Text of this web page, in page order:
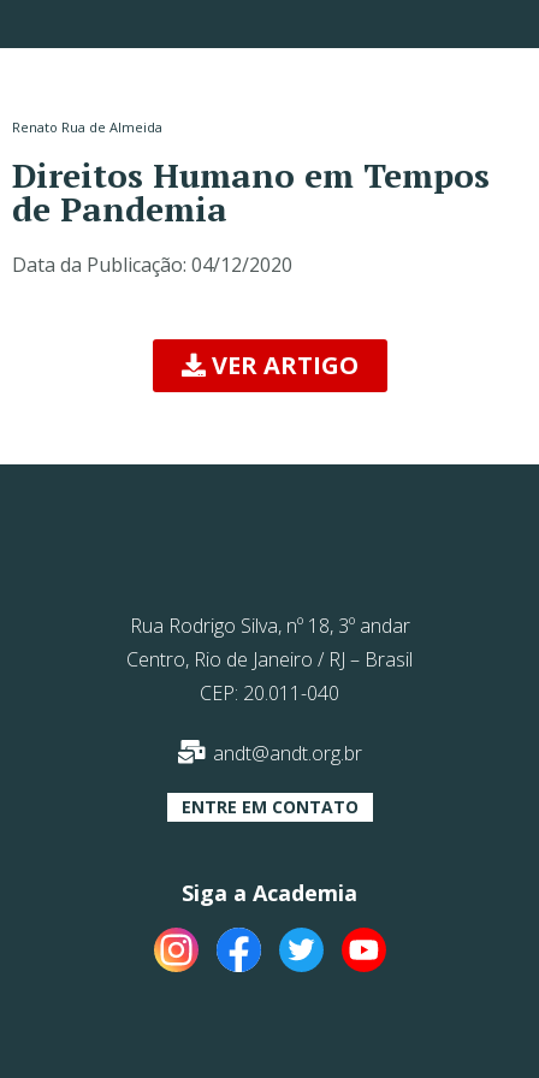
Renato Rua de Almeida
Direitos Humano em Tempos
de Pandemia
Data da Publicação: 04/12/2020
VER ARTIGO
Rua Rodrigo Silva, nº 18, 3º andar
Centro, Rio de Janeiro / RJ – Brasil
CEP: 20.011-040
andt@andt.org.br
ENTRE EM CONTATO
Siga a Academia